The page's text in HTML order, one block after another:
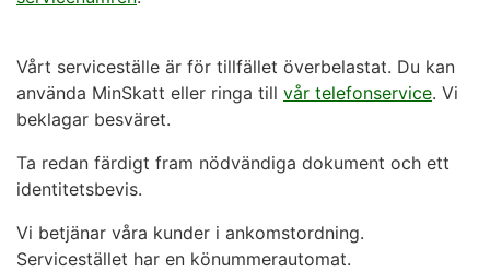
Vårt serviceställe är för tillfället överbelastat. Du kan
använda MinSkatt eller ringa till vår telefonservice. Vi
beklagar besväret.
Ta redan färdigt fram nödvändiga dokument och ett
identitetsbevis.
Vi betjänar våra kunder i ankomstordning.
Servicestället har en könummerautomat.